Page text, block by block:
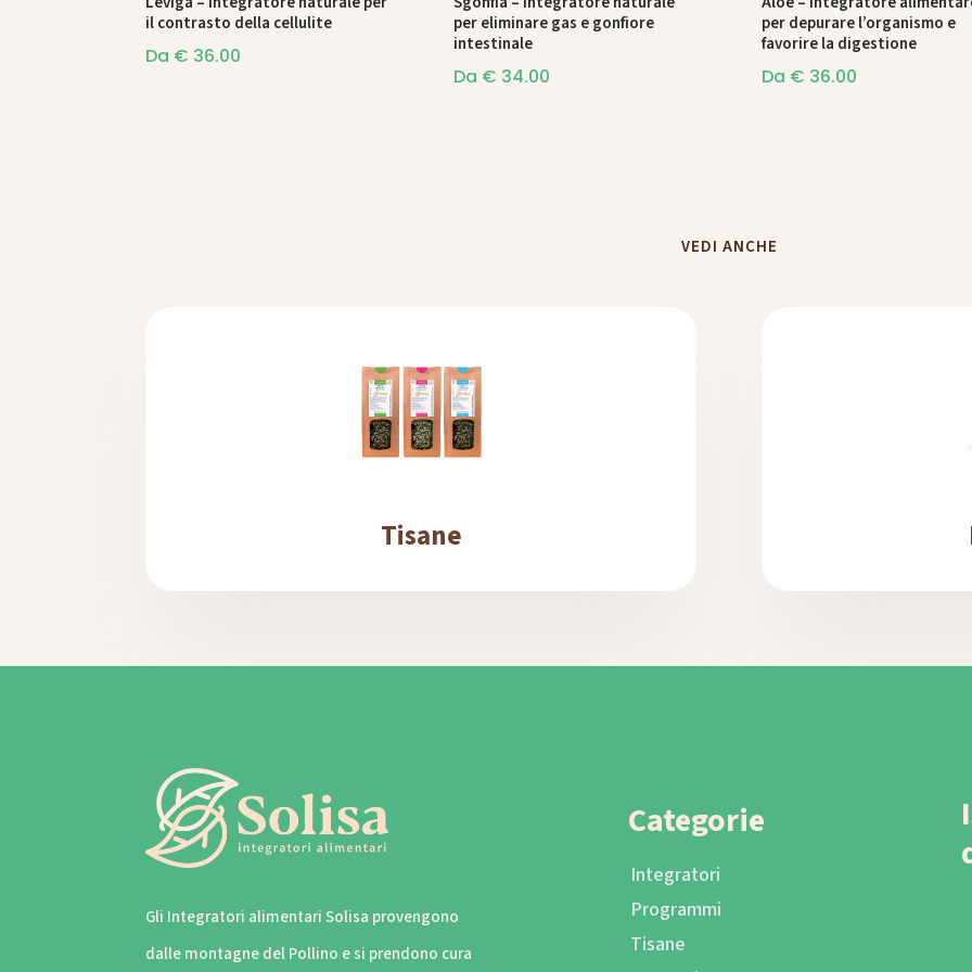
il contrasto della cellulite
Da € 36.00
per eliminare gas e gonfiore
intestinale
Da € 34.00
per depurare l’organismo e
favorire la digestione
Da € 36.00
VEDI ANCHE
Tisane
Gli Integratori alimentari Solisa provengono
dalle montagne del Pollino e si prendono cura
Categorie
Integratori
Programmi
Tisane